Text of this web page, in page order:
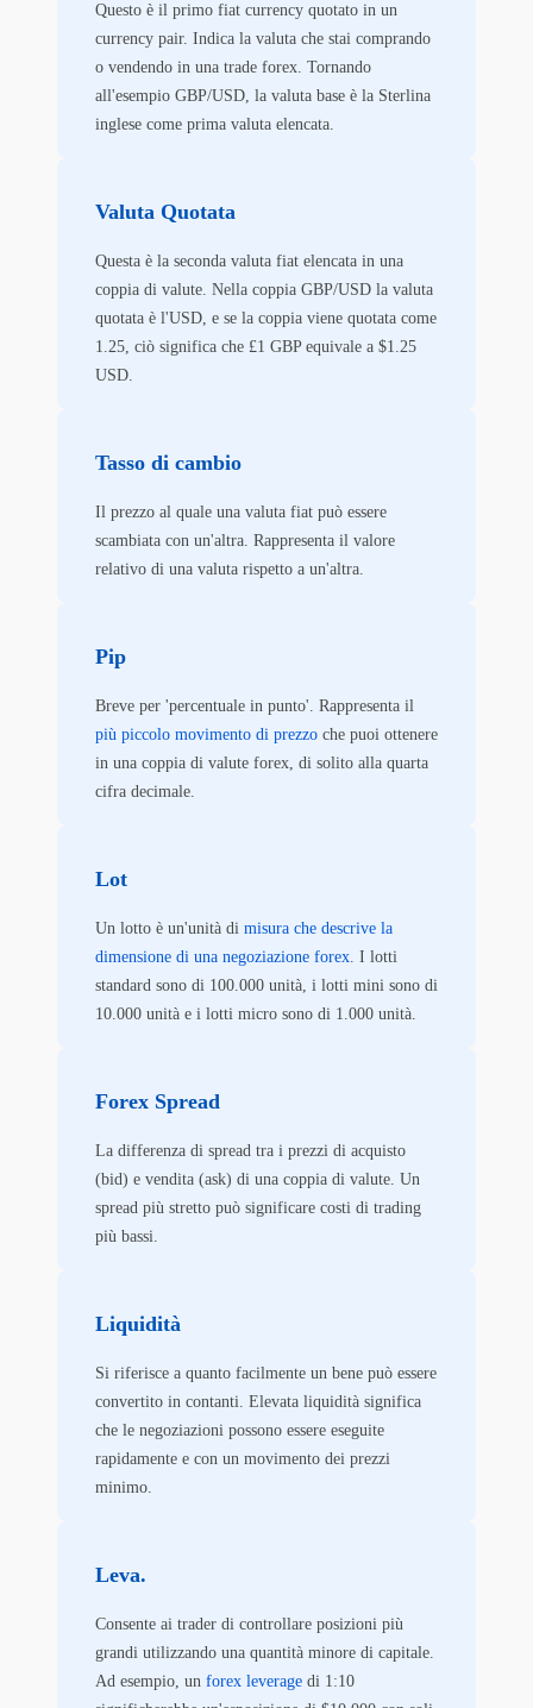
Questo è il primo fiat currency quotato in un
currency pair. Indica la valuta che stai comprando
o vendendo in una trade forex. Tornando
all'esempio GBP/USD, la valuta base è la Sterlina
inglese come prima valuta elencata.
Valuta Quotata
Questa è la seconda valuta fiat elencata in una
coppia di valute. Nella coppia GBP/USD la valuta
quotata è l'USD, e se la coppia viene quotata come
1.25, ciò significa che £1 GBP equivale a $1.25
USD.
Tasso di cambio
Il prezzo al quale una valuta fiat può essere
scambiata con un'altra. Rappresenta il valore
relativo di una valuta rispetto a un'altra.
Pip
Breve per 'percentuale in punto'. Rappresenta il
più piccolo movimento di prezzo che puoi ottenere
in una coppia di valute forex, di solito alla quarta
cifra decimale.
Lot
Un lotto è un'unità di misura che descrive la
dimensione di una negoziazione forex. I lotti
standard sono di 100.000 unità, i lotti mini sono di
10.000 unità e i lotti micro sono di 1.000 unità.
Forex Spread
La differenza di spread tra i prezzi di acquisto
(bid) e vendita (ask) di una coppia di valute. Un
spread più stretto può significare costi di trading
più bassi.
Liquidità
Si riferisce a quanto facilmente un bene può essere
convertito in contanti. Elevata liquidità significa
che le negoziazioni possono essere eseguite
rapidamente e con un movimento dei prezzi
minimo.
Leva.
Consente ai trader di controllare posizioni più
grandi utilizzando una quantità minore di capitale.
Ad esempio, un forex leverage di 1:10